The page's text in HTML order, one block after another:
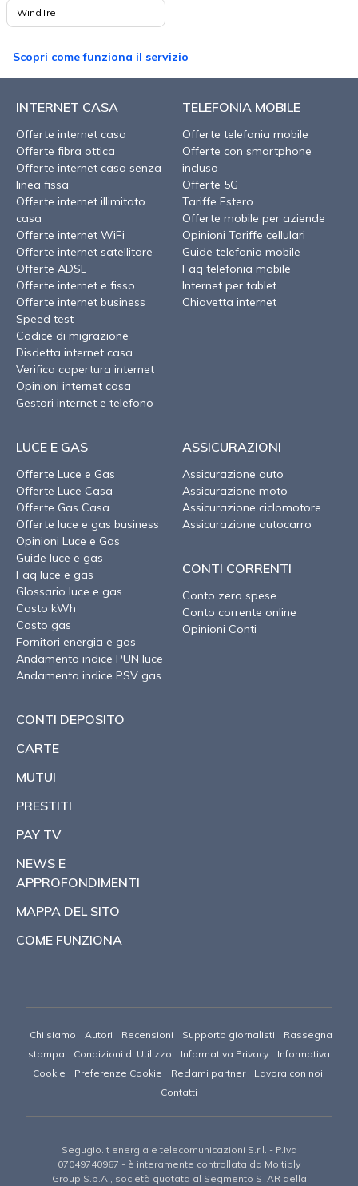
WindTre
Scopri come funziona il servizio
INTERNET CASA
Offerte internet casa
Offerte fibra ottica
Offerte internet casa senza
linea fissa
Offerte internet illimitato
casa
Offerte internet WiFi
Offerte internet satellitare
Offerte ADSL
Offerte internet e fisso
Offerte internet business
Speed test
Codice di migrazione
Disdetta internet casa
Verifica copertura internet
Opinioni internet casa
Gestori internet e telefono
TELEFONIA MOBILE
Offerte telefonia mobile
Offerte con smartphone
incluso
Offerte 5G
Tariffe Estero
Offerte mobile per aziende
Opinioni Tariffe cellulari
Guide telefonia mobile
Faq telefonia mobile
Internet per tablet
Chiavetta internet
LUCE E GAS
Offerte Luce e Gas
Offerte Luce Casa
Offerte Gas Casa
Offerte luce e gas business
Opinioni Luce e Gas
Guide luce e gas
Faq luce e gas
Glossario luce e gas
Costo kWh
Costo gas
Fornitori energia e gas
Andamento indice PUN luce
Andamento indice PSV gas
ASSICURAZIONI
Assicurazione auto
Assicurazione moto
Assicurazione ciclomotore
Assicurazione autocarro
CONTI CORRENTI
Conto zero spese
Conto corrente online
Opinioni Conti
CONTI DEPOSITO
CARTE
MUTUI
PRESTITI
PAY TV
NEWS E
APPROFONDIMENTI
MAPPA DEL SITO
COME FUNZIONA
Chi siamo Autori Recensioni Supporto giornalisti
Rassegna
stampa
Condizioni di Utilizzo Informativa Privacy
Informativa
Cookie
Preferenze Cookie Reclami partner
Lavora con noi
Contatti
Segugio.it energia e telecomunicazioni S.r.l. - P.Iva
07049740967 - è interamente controllata da Moltiply
Group S.p.A., società quotata al Segmento STAR della